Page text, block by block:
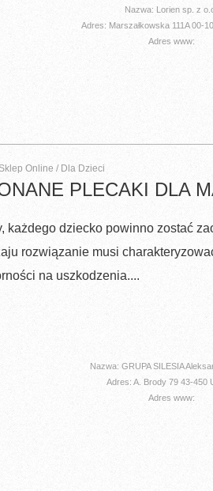
Nazwa: Lorien sp. z
Adres: Marszałkowska 111A 00-
Adres www:
Online / Dla Dzieci
PLECAKI DLA
każdego dziecko powinno zostać
rozwiązanie musi
na uszkodzenia....
Nazwa: GRUPA SILESIA
Adres: A. Brody 79 43-450
Adres www: